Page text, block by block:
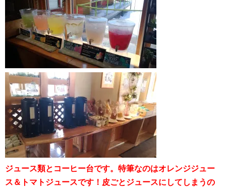
ジュース類とコーヒー台です。特筆なのはオレンジジュー
ス＆トマトジュースです！皮ごとジュースにしてしまうの